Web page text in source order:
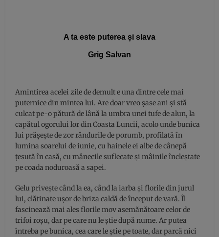
A ta este puterea și slava
Grig Salvan
Amintirea acelei zile de demult e una dintre cele mai
puternice din mintea lui. Are doar vreo șase ani și stă
culcat pe-o pătură de lână la umbra unei tufe de alun, la
capătul ogorului lor din Coasta Luncii, acolo unde bunica
lui prășește de zor rândurile de porumb, profilată în
lumina soarelui de iunie, cu hainele ei albe de cânepă
țesută în casă, cu mânecile suflecate și mâinile încleștate
pe coada noduroasă a sapei.
Gelu privește când la ea, când la iarba și florile din jurul
lui, clătinate ușor de briza caldă de început de vară. Îl
fascinează mai ales florile mov asemănătoare celor de
trifoi roșu, dar pe care nu le știe după nume. Ar putea
întreba pe bunica, cea care le știe pe toate, dar parcă nici